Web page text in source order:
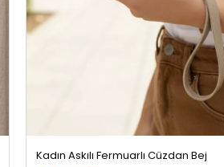
Kadın Askılı Fermuarlı Cüzdan Bej
249,99 TL